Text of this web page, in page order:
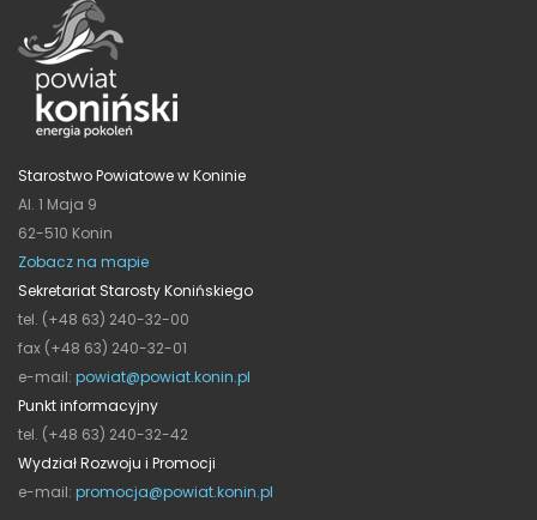
Starostwo Powiatowe w Koninie
Al. 1 Maja 9
62-510 Konin
Zobacz na mapie
Sekretariat Starosty Konińskiego
tel. (+48 63) 240-32-00
fax (+48 63) 240-32-01
e-mail: powiat@powiat.konin.pl
Punkt informacyjny
tel. (+48 63) 240-32-42
Wydział Rozwoju i Promocji
e-mail: promocja@powiat.konin.pl